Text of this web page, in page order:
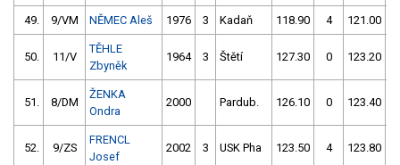
49. 9/VM NĚMEC Aleš 1976 3 Kadaň 118.90 4 121.00
50. 11/V
TĚHLE
Zbyněk
1964 3 Štětí 127.30 0 123.20
51. 8/DM
ŽENKA
Ondra
2000 Pardub. 126.10 0 123.40
52. 9/ZS
FRENCL
Josef
2002 3 USK Pha 123.50 4 123.80